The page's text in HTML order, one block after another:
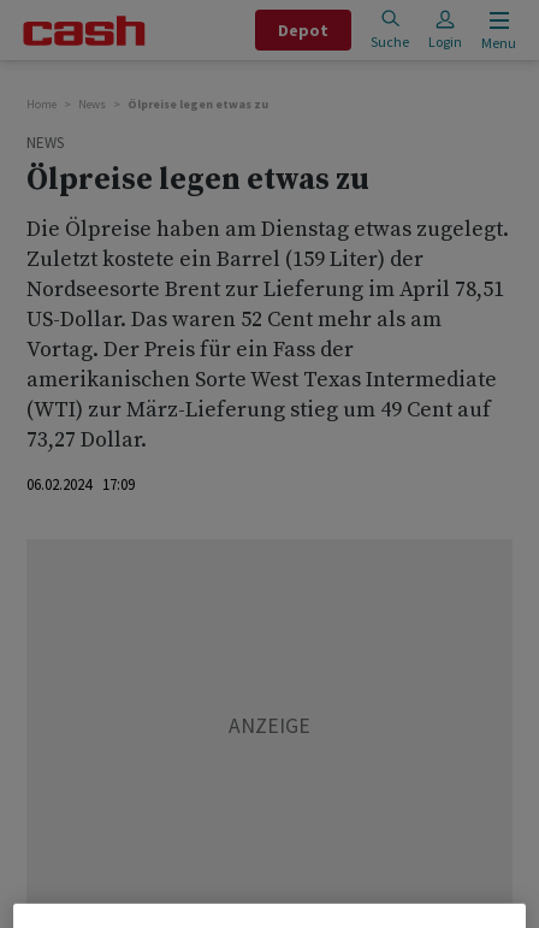
Depot
Suche Login Menu
Home News Ölpreise legen etwas zu
NEWS
Ölpreise legen etwas zu
Die Ölpreise haben am Dienstag etwas zugelegt.
Zuletzt kostete ein Barrel (159 Liter) der
Nordseesorte Brent zur Lieferung im April 78,51
US-Dollar. Das waren 52 Cent mehr als am
Vortag. Der Preis für ein Fass der
amerikanischen Sorte West Texas Intermediate
(WTI) zur März-Lieferung stieg um 49 Cent auf
73,27 Dollar.
06.02.2024 17:09